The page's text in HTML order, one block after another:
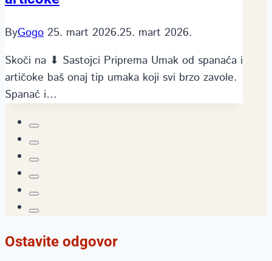
ByGogo 25. mart 2026.25. mart 2026.
Skoči na ⬇ Sastojci Priprema Umak od spanaća i
artičoke baš onaj tip umaka koji svi brzo zavole.
Spanać i…
Ostavite odgovor